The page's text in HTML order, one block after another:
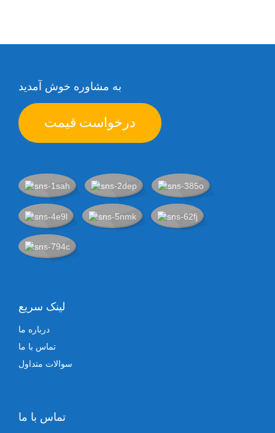
به مشاوره خوش آمدید
درخواست قیمت
لینک سریع
درباره ما
تماس با ما
سوالات متداول
تماس با ما